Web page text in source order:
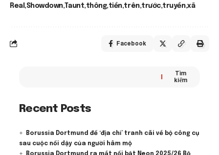
Real Showdown Taunt thông tiền trên trước truyền xã
Facebook
Tìm
kiếm
Recent Posts
Borussia Dortmund để ‘địa chỉ’ tranh cãi về bộ công cụ
sau cuộc nổi dậy của người hâm mộ